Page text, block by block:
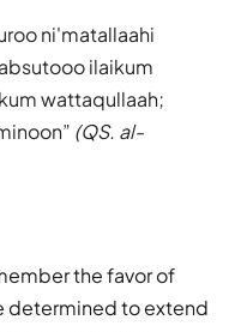
ni'matallaahi
ilaikum
wattaqullaah;
(QS. al-
the favor of
determined to extend